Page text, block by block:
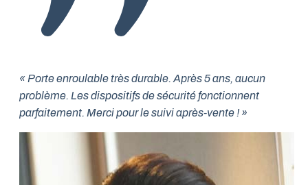
« Porte enroulable très durable. Après 5 ans, aucun
problème. Les dispositifs de sécurité fonctionnent
parfaitement. Merci pour le suivi après-vente ! »